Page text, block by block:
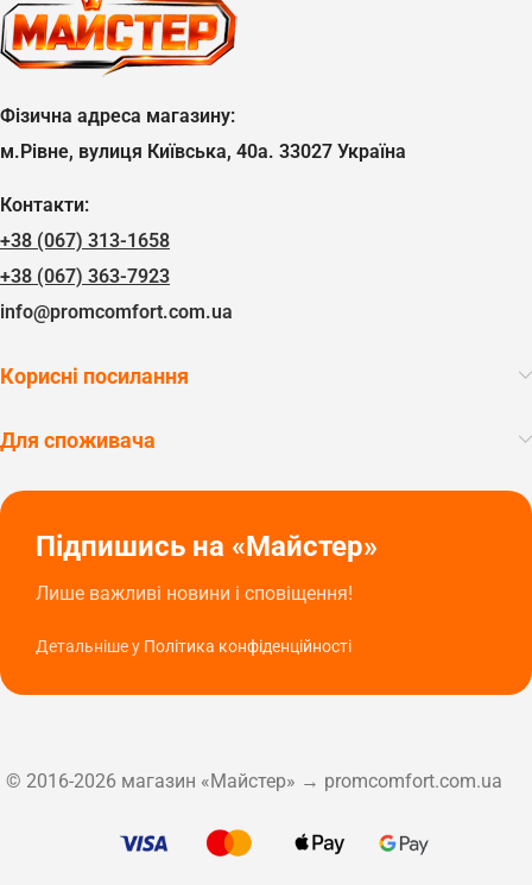
Фізична адреса магазину:
м.Рівне, вулиця Київська, 40а. 33027 Україна
Контакти:
+38 (067) 313-1658
+38 (067) 363-7923
info@promcomfort.com.ua
Корисні посилання
Для споживача
Підпишись на «Майстер»
Лише важливі новини і сповіщення!
Детальніше у Політика конфіденційності
© 2016-2026 магазин «Майстер» → promcomfort.com.ua